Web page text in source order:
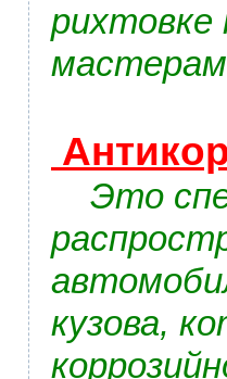
Это
кузова,